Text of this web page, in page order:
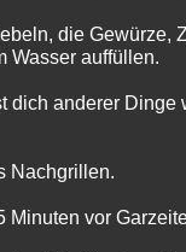
die Gewürze,
Wasser auffüllen.
dich anderer Dinge
Nachgrillen.
Minuten vor